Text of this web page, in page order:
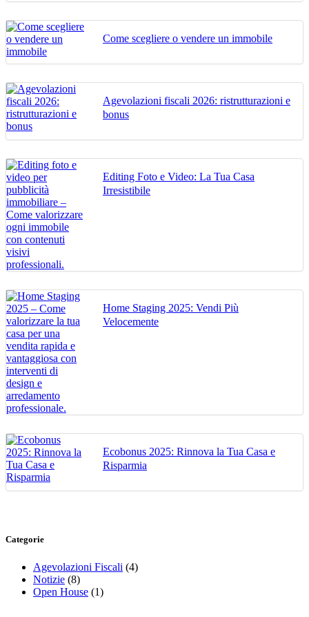
Come scegliere o vendere un immobile
Agevolazioni fiscali 2026: ristrutturazioni e
bonus
Editing Foto e Video: La Tua Casa
Irresistibile
Home Staging 2025: Vendi Più
Velocemente
Ecobonus 2025: Rinnova la Tua Casa e
Risparmia
Categorie
Agevolazioni Fiscali (4)
Notizie (8)
Open House (1)